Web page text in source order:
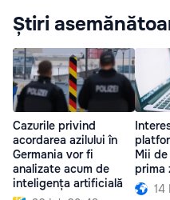
Știri
Cazurile privind
acordarea azilului în
Germania vor fi
analizate acum de
inteligența artificială
Mii
prima
14